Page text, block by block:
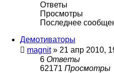
Ответы
Просмотры
Последнее
Демотиваторы
magnit» 21 апр 2010,
6 Ответы
62171 Просмотры